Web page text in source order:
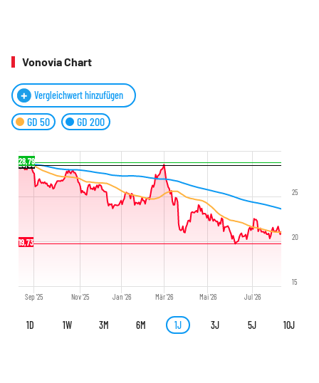
Vonovia Chart
Vergleichwert hinzufügen
GD 50 GD 200
Sep '25 Nov '25 Jan '26 Mär '26 Mai '26 Jul '26
15
20
25
28,50
19,73
28,79
1D 1W 3M 6M 1J 3J 5J 10J